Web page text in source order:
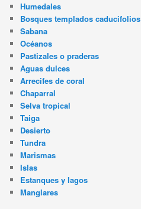
Humedales
Bosques templados caducifolios
Sabana
Océanos
Pastizales o praderas
Aguas dulces
Arrecifes de coral
Chaparral
Selva tropical
Taiga
Desierto
Tundra
Marismas
Islas
Estanques y lagos
Manglares